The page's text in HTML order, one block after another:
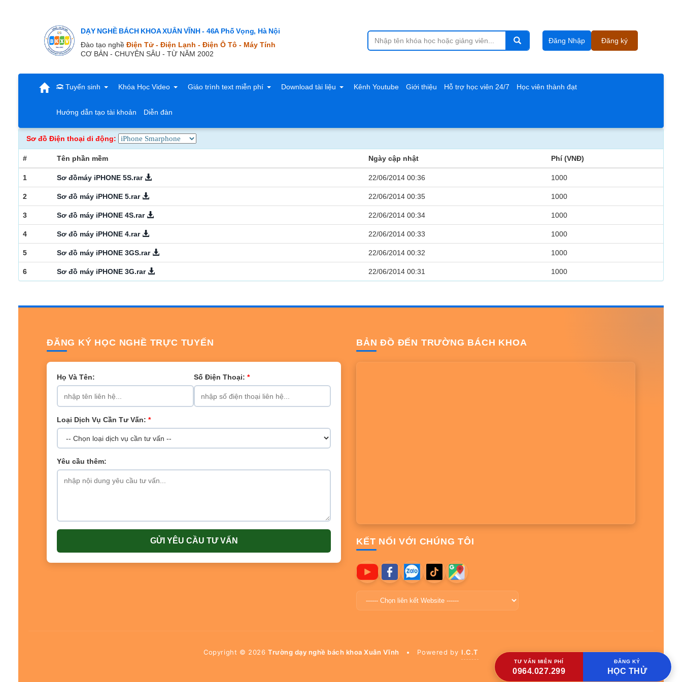
DẠY NGHỀ BÁCH KHOA XUÂN VĨNH - 46A Phố Vọng, Hà Nội
Đào tạo nghề Điện Tử - Điện Lạnh - Điện Ô Tô - Máy Tính
CƠ BẢN - CHUYÊN SÂU - TỪ NĂM 2002
Đăng Nhập Đăng ký
Tuyển sinh Khóa Học Video Giáo trình text miễn phí Download tài liệu Kênh Youtube Giới thiệu Hỗ trợ học viên 24/7 Học viên thành đạt
Hướng dẫn tạo tài khoản Diễn đàn
Sơ đồ Điện thoại di động:
# Tên phần mềm Ngày cập nhật Phí (VNĐ)
1 Sơ đồmáy iPHONE 5S.rar 22/06/2014 00:36 1000
2 Sơ đồ máy iPHONE 5.rar 22/06/2014 00:35 1000
3 Sơ đồ máy iPHONE 4S.rar 22/06/2014 00:34 1000
4 Sơ đồ máy iPHONE 4.rar 22/06/2014 00:33 1000
5 Sơ đồ máy iPHONE 3GS.rar 22/06/2014 00:32 1000
6 Sơ đồ máy iPHONE 3G.rar 22/06/2014 00:31 1000
ĐĂNG KÝ HỌC NGHỀ TRỰC TUYẾN
Họ Và Tên: Số Điện Thoại: *
Loại Dịch Vụ Cần Tư Vấn: *
Yêu cầu thêm:
GỬI YÊU CẦU TƯ VẤN
BẢN ĐỒ ĐẾN TRƯỜNG BÁCH KHOA
KẾT NỐI VỚI CHÚNG TÔI
Copyright © 2026Trường dạy nghề bách khoa Xuân Vĩnh • Powered by I.C.T
TƯ VẤN MIỄN PHÍ
0964.027.299
ĐĂNG KÝ
HỌC THỬ